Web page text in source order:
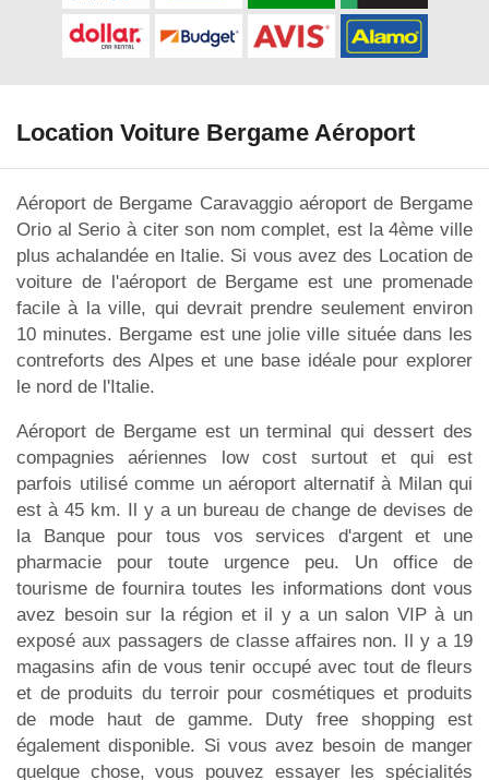
Location Voiture Bergame Aéroport
Aéroport de Bergame Caravaggio aéroport de Bergame
Orio al Serio à citer son nom complet, est la 4ème ville
plus achalandée en Italie. Si vous avez des Location de
voiture de l'aéroport de Bergame est une promenade
facile à la ville, qui devrait prendre seulement environ
10 minutes. Bergame est une jolie ville située dans les
contreforts des Alpes et une base idéale pour explorer
le nord de l'Italie.
Aéroport de Bergame est un terminal qui dessert des
compagnies aériennes low cost surtout et qui est
parfois utilisé comme un aéroport alternatif à Milan qui
est à 45 km. Il y a un bureau de change de devises de
la Banque pour tous vos services d'argent et une
pharmacie pour toute urgence peu. Un office de
tourisme de fournira toutes les informations dont vous
avez besoin sur la région et il y a un salon VIP à un
exposé aux passagers de classe affaires non. Il y a 19
magasins afin de vous tenir occupé avec tout de fleurs
et de produits du terroir pour cosmétiques et produits
de mode haut de gamme. Duty free shopping est
également disponible. Si vous avez besoin de manger
quelque chose, vous pouvez essayer les spécialités